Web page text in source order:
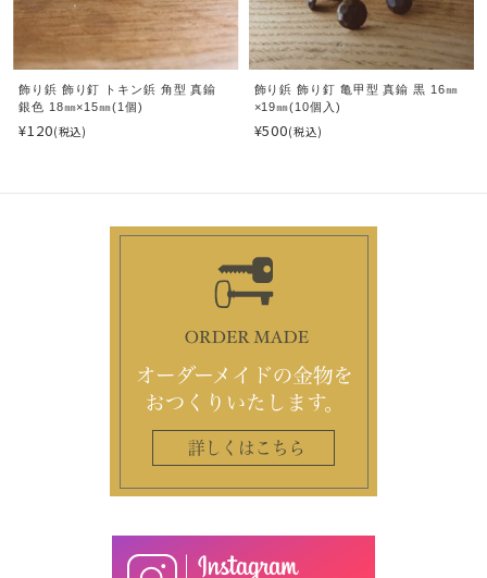
飾り鋲 飾り釘 トキン鋲 角型 真鍮
銀色 18㎜×15㎜(1個)
¥120(税込)
飾り鋲 飾り釘 亀甲型 真鍮 黒 16㎜
×19㎜(10個入)
¥500(税込)